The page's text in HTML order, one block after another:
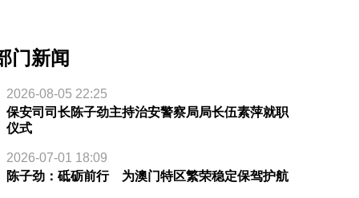
门新闻
2026-08-05 22:25
保安司司长陈子劲主持治安警察局局长伍素萍就职
仪式
2026-07-01 18:09
陈子劲：砥砺前行 为澳门特区繁荣稳定保驾护航